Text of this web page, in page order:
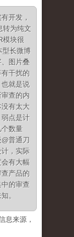
开发，
转为纯文
模块很
型长微博
图片叠
干扰的
就是说
查的内
有太大
点是计
数量
普通刀
计，实际
有大幅
产品的
的审查
。
息来源，